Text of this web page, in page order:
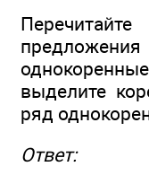
выделите
ряд
Ответ: